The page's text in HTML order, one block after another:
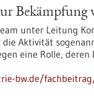
unter Leitung
Aktivität
eine Rolle,
bw.de/